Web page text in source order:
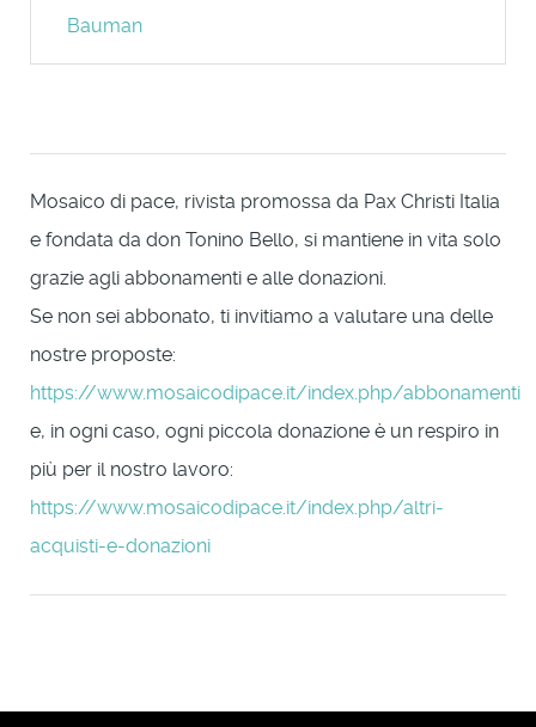
Bauman
Mosaico di pace, rivista promossa da Pax Christi Italia
e fondata da don Tonino Bello, si mantiene in vita solo
grazie agli abbonamenti e alle donazioni.
Se non sei abbonato, ti invitiamo a valutare una delle
nostre proposte:
https://www.mosaicodipace.it/index.php/abbonamenti
e, in ogni caso, ogni piccola donazione è un respiro in
più per il nostro lavoro:
https://www.mosaicodipace.it/index.php/altri-
acquisti-e-donazioni